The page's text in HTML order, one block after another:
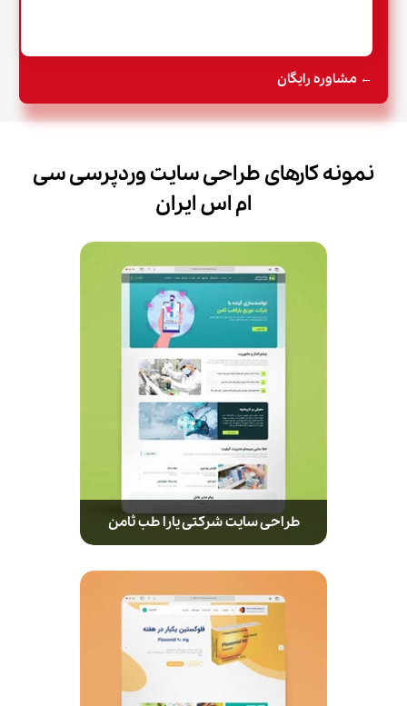
← مشاوره رایگان
نمونه کارهای طراحی سایت وردپرسی سی
ام اس ایران
طراحی سایت شرکتی یارا طب ثامن